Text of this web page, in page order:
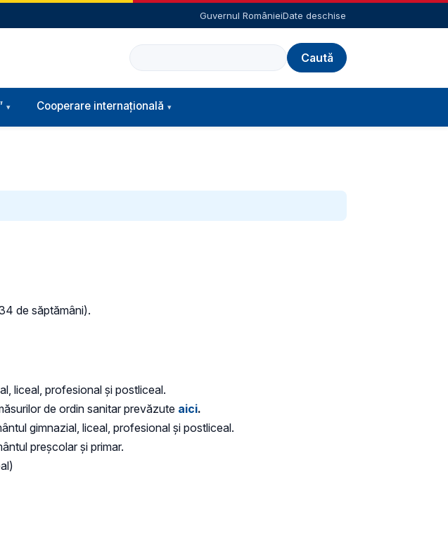
Guvernul RomânieiDate deschise
Caută
Cooperare internațională
de săptămâni).
liceal, profesional și postliceal.
de ordin sanitar prevăzute aici.
gimnazial, liceal, profesional și postliceal.
preșcolar și primar.